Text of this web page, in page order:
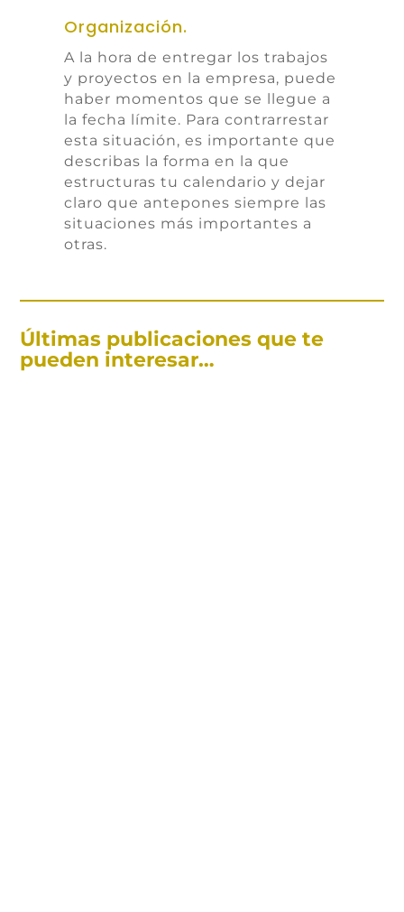
Organización.
A la hora de entregar los trabajos
y proyectos en la empresa, puede
haber momentos que se llegue a
la fecha límite. Para contrarrestar
esta situación, es importante que
describas la forma en la que
estructuras tu calendario y dejar
claro que antepones siempre las
situaciones más importantes a
otras.
Últimas publicaciones que te
pueden interesar…